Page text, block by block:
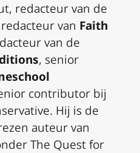
redacteur van de
van Faith
van de
, senior
contributor bij
Hij is de
auteur van
The Quest for